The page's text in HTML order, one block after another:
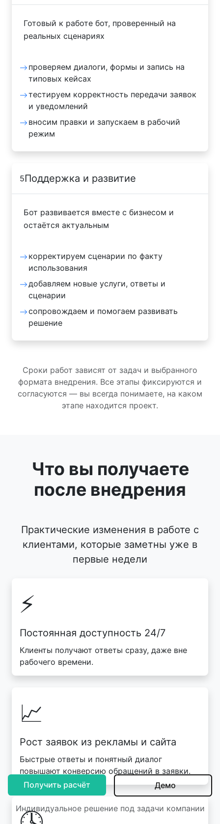
Готовый к работе бот, проверенный на
реальных сценариях
проверяем диалоги, формы и запись на
типовых кейсах
тестируем корректность передачи заявок
и уведомлений
вносим правки и запускаем в рабочий
режим
5Поддержка и развитие
Бот развивается вместе с бизнесом и
остаётся актуальным
корректируем сценарии по факту
использования
добавляем новые услуги, ответы и
сценарии
сопровождаем и помогаем развивать
решение
Сроки работ зависят от задач и выбранного
формата внедрения. Все этапы фиксируются и
согласуются — вы всегда понимаете, на каком
этапе находится проект.
Что вы получаете
после внедрения
Практические изменения в работе с
клиентами, которые заметны уже в
первые недели
⚡
Постоянная доступность 24/7
Клиенты получают ответы сразу, даже вне
рабочего времени.
📈
Рост заявок из рекламы и сайта
Быстрые ответы и понятный диалог
повышают конверсию обращений в заявки.
Получить расчёт Демо
Индивидуальное решение под задачи компании